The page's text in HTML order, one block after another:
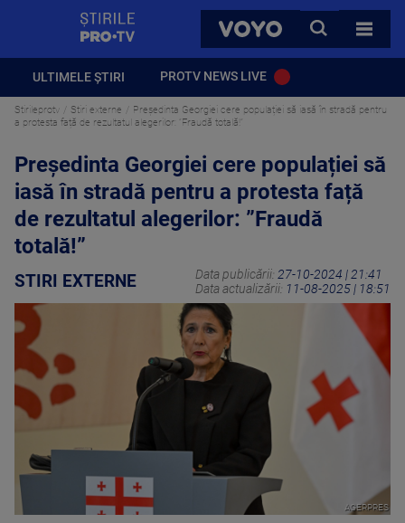
VOYO
CAUTA
TOATE
ULTIMELE ȘTIRI PROTV NEWS LIVE
Stirileprotv Stiri externe
Președinta Georgiei cere populației să iasă în stradă pentru
a protesta față de rezultatul alegerilor: ”Fraudă totală!”
Președinta Georgiei cere populației să
iasă în stradă pentru a protesta față
de rezultatul alegerilor: ”Fraudă
totală!”
STIRI EXTERNE Data publicării: 27-10-2024 | 21:41
Data actualizării: 11-08-2025 | 18:51
AGERPRES